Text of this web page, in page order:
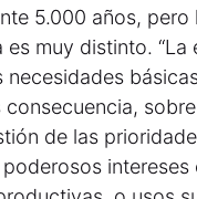
5.000 años, pero
es muy distinto. “La
necesidades
consecuencia,
de las
intereses